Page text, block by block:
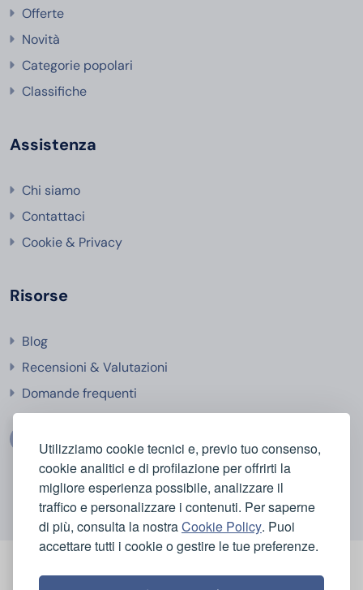
Utilizziamo cookie tecnici e, previo tuo consenso,
cookie analitici e di profilazione per offrirti la
migliore esperienza possibile, analizzare il
traffico e personalizzare i contenuti. Per saperne
di più, consulta la nostraCookie Policy. Puoi
accettare tutti i cookie o gestire le tue preferenze.
Offerte
Novità
Categorie popolari
Classifiche
Assistenza
Chi siamo
Contattaci
Cookie & Privacy
Risorse
Blog
Recensioni & Valutazioni
Domande frequenti